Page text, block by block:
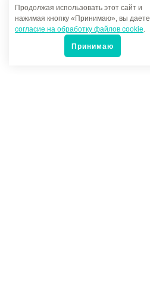
Продолжая использовать этот сайт и
нажимая кнопку «Принимаю», вы даете
согласие на обработку файлов cookie.
Принимаю